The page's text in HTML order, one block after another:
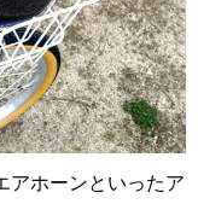
アホーンといったア